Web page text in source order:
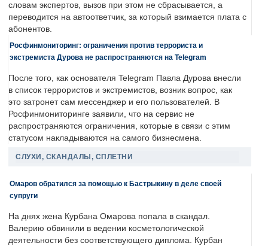
словам экспертов, вызов при этом не сбрасывается, а
переводится на автоответчик, за который взимается плата с
абонентов.
Росфинмониторинг: ограничения против террориста и
экстремиста Дурова не распространяются на Telegram
После того, как основателя Telegram Павла Дурова внесли
в список террористов и экстремистов, возник вопрос, как
это затронет сам мессенджер и его пользователей. В
Росфинмониторинге заявили, что на сервис не
распространяются ограничения, которые в связи с этим
статусом накладываются на самого бизнесмена.
СЛУХИ, СКАНДАЛЫ, СПЛЕТНИ
Омаров обратился за помощью к Бастрыкину в деле своей
супруги
На днях жена Курбана Омарова попала в скандал.
Валерию обвинили в ведении косметологической
деятельности без соответствующего диплома. Курбан